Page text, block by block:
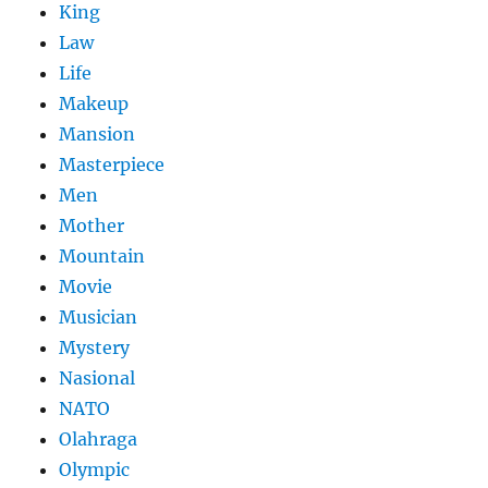
King
Law
Life
Makeup
Mansion
Masterpiece
Men
Mother
Mountain
Movie
Musician
Mystery
Nasional
NATO
Olahraga
Olympic